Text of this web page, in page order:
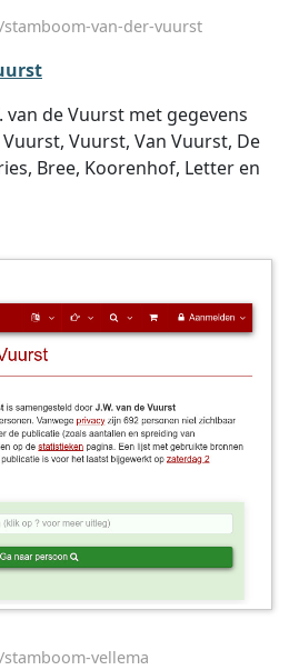
van-der-vuurst
van de Vuurst met gegevens
Vuurst, Van Vuurst, De
Bree, Koorenhof, Letter en
vellema